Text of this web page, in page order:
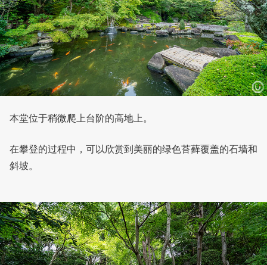
本堂位于稍微爬上台阶的高地上。
在攀登的过程中，可以欣赏到美丽的绿色苔藓覆盖的石墙和
斜坡。